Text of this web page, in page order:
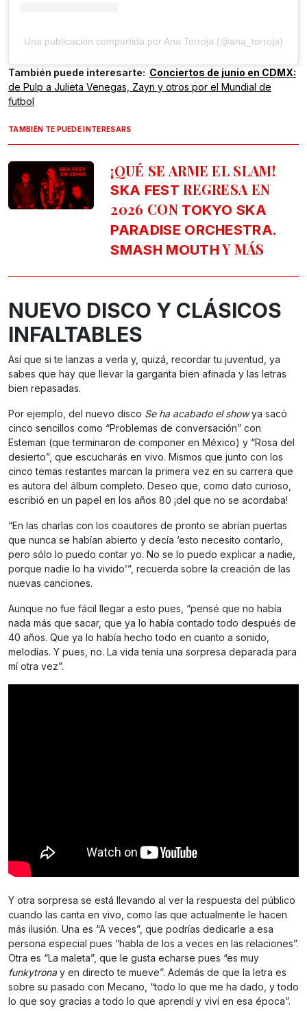
Una publicación compartida por Ana Torroja (@ana_torroja)
También puede interesarte: Conciertos de junio en CDMX:
de Pulp a Julieta Venegas, Zayn y otros por el Mundial de
futbol
TAMBIÉN TE PUEDE INTERESARS
¡QUÉ SE ARME EL SLAM!
SKA FEST REGRESA EN
2026 CONTOKYO SKA
PARADISE ORCHESTRA,
SMASH MOUTH Y MÁS
NUEVO DISCO Y CLÁSICOS
INFALTABLES
Así que si te lanzas a verla y, quizá, recordar tu juventud, ya
sabes que hay que llevar la garganta bien afinada y las letras
bien repasadas.
Por ejemplo, del nuevo disco Se ha acabado el showya sacó
cinco sencillos como “Problemas de conversación” con
Esteman (que terminaron de componer en México) y “Rosa del
desierto”, que escucharás en vivo. Mismos que junto con los
cinco temas restantes marcan la primera vez en su carrera que
es autora del álbum completo. Deseo que, como dato curioso,
escribió en un papel en los años 80 ¡del que no se acordaba!
“En las charlas con los coautores de pronto se abrían puertas
que nunca se habían abierto y decía ‘esto necesito contarlo,
pero sólo lo puedo contar yo. No se lo puedo explicar a nadie,
porque nadie lo ha vivido’”, recuerda sobre la creación de las
nuevas canciones.
Aunque no fue fácil llegar a esto pues, “pensé que no había
nada más que sacar, que ya lo había contado todo después de
40 años. Que ya lo había hecho todo en cuanto a sonido,
melodías. Y pues, no. La vida tenía una sorpresa deparada para
mí otra vez”.
Y otra sorpresa se está llevando al ver la respuesta del público
cuando las canta en vivo, como las que actualmente le hacen
más ilusión. Una es “A veces”, que podrías dedicarle a esa
persona especial pues “habla de los a veces en las relaciones”.
Otra es “La maleta”, que le gusta echarse pues “es muy
funkytronay en directo te mueve”. Además de que la letra es
sobre su pasado con Mecano, “todo lo que me ha dado, y todo
lo que soy gracias a todo lo que aprendí y viví en esa época”.